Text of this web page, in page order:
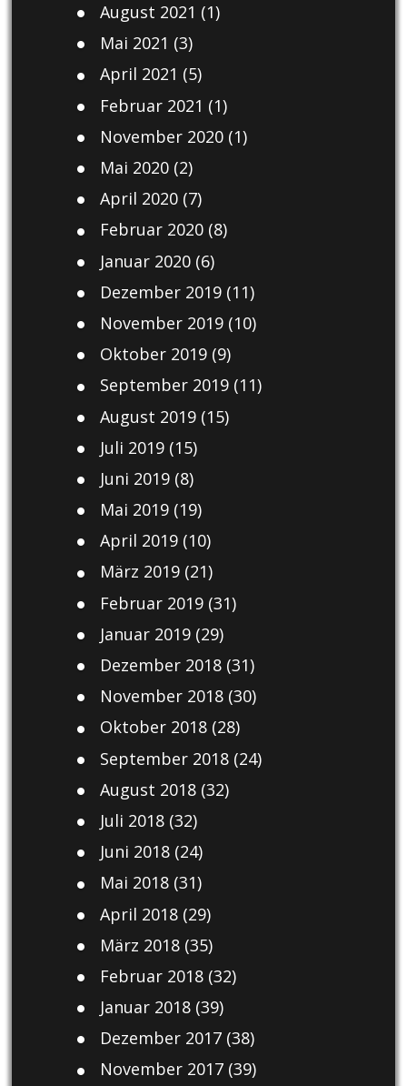
August 2021 (1)
Mai 2021 (3)
April 2021 (5)
Februar 2021 (1)
November 2020(1)
Mai 2020(2)
April 2020(7)
Februar 2020(8)
Januar 2020(6)
Dezember 2019(11)
November 2019(10)
Oktober 2019(9)
September 2019(11)
August 2019(15)
Juli 2019(15)
Juni 2019(8)
Mai 2019(19)
April 2019(10)
März 2019(21)
Februar 2019(31)
Januar 2019(29)
Dezember 2018(31)
November 2018(30)
Oktober 2018(28)
September 2018(24)
August 2018(32)
Juli 2018(32)
Juni 2018(24)
Mai 2018(31)
April 2018(29)
März 2018(35)
Februar 2018(32)
Januar 2018(39)
Dezember 2017(38)
November 2017(39)